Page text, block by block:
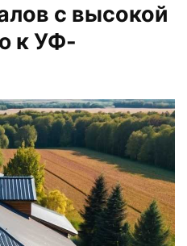
с высокой
к УФ-